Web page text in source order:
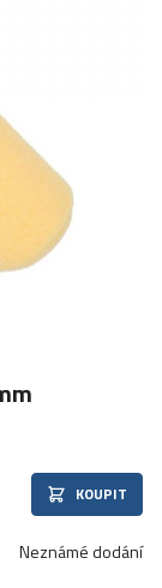
KOUPIT
Neznámé dodání